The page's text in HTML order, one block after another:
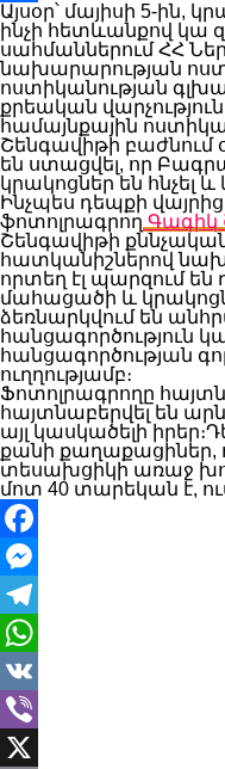
Link
Share
Այսօր՝ մայիսի 5-ին,
ինչի հետևանքով կա
սահմաններում ՀՀ
նախարարության
ոստիկանության
քրեական
համայնքային
Շենգավիթի բաժնում
են ստացվել, որ
կրակոցներ են հնչել
Ինչպես դեպքի
ֆոտոլրագրող Գագիկ
Շենգավիթի
հատկանիշներով
որտեղ էլ պարզում
մահացածի և
ձեռնարկվում են
հանցագործություն
հանցագործության
ուղղությամբ։
Ֆոտոլրագրողը
հայտնաբերվել են
այլ կասկածելի
քանի քաղաքացիներ,
տեսախցիկի առաջ
մոտ 40 տարեկան է,
Facebook
Messenger
Telegram
WhatsApp
VK
Viber